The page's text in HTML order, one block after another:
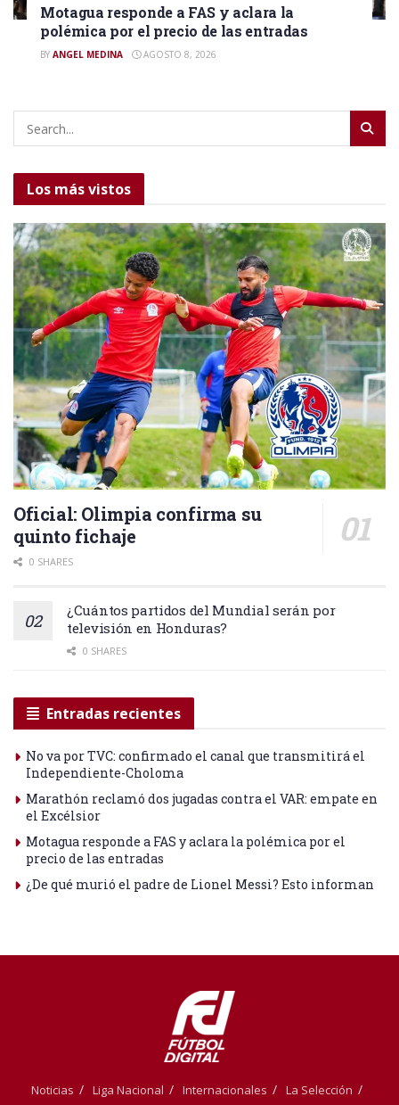
Motagua responde a FAS y aclara la
polémica por el precio de las entradas
BY ANGEL MEDINA AGOSTO 8, 2026
Los más vistos
Oficial: Olimpia confirma su
quinto fichaje
0 SHARES
¿Cuántos partidos del Mundial serán por
televisión en Honduras?
0 SHARES
Entradas recientes
No va por TVC: confirmado el canal que transmitirá el
Independiente-Choloma
Marathón reclamó dos jugadas contra el VAR: empate en
el Excélsior
Motagua responde a FAS y aclara la polémica por el
precio de las entradas
¿De qué murió el padre de Lionel Messi? Esto informan
Noticias Liga Nacional Internacionales
La Selección